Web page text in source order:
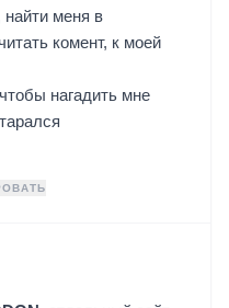
меня в
комент, к моей
нагадить мне